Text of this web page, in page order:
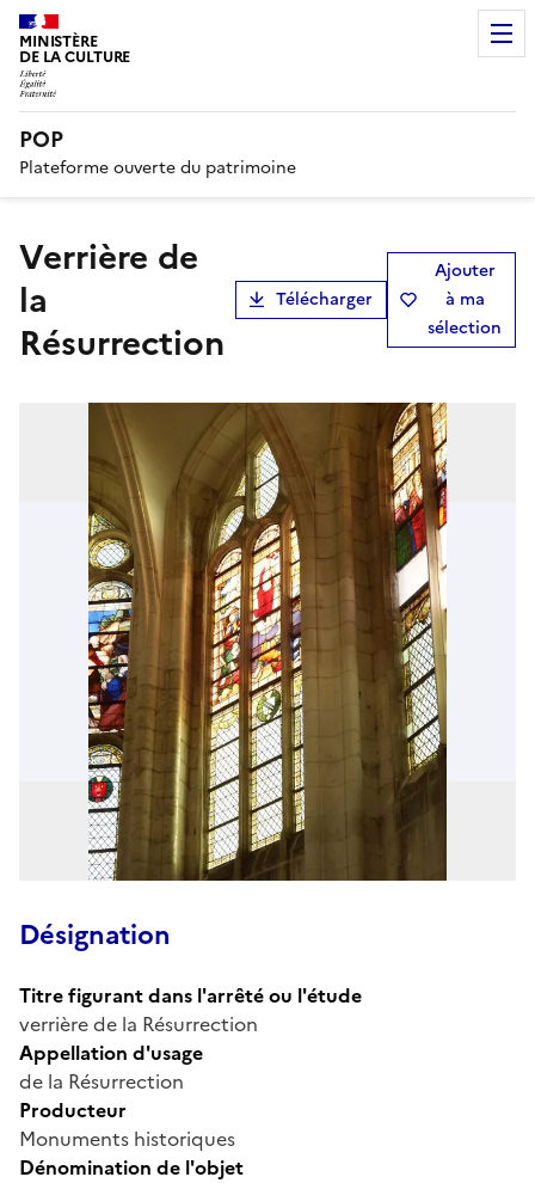
MINISTÈRE
DE LA CULTURE
POP
Plateforme ouverte du patrimoine
verrière de
la
Résurrection
Télécharger
Ajouter
à ma
sélection
Désignation
Titre figurant dans l'arrêté ou l'étude
verrière de la Résurrection
Appellation d'usage
de la Résurrection
Producteur
Monuments historiques
Dénomination de l'objet